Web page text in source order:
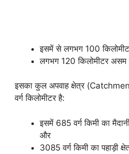
इसमें से लगभग 100
लगभग 120 किलोमीटर असम
इसका कुल अपवाह क्षेत्र
वर्ग किलोमीटर है:
इसमें 685 वर्ग किमी का
और
3085 वर्ग किमी का पहाड़ी